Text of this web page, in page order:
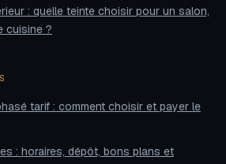
: quelle teinte choisir pour un salon,
cuisine ?
tarif : comment choisir et payer le
: horaires, dépôt, bons plans et